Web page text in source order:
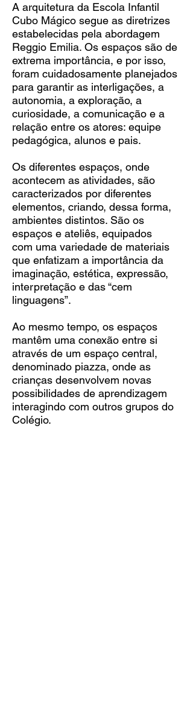
A arquitetura da Escola Infantil
Cubo Mágico segue as diretrizes
estabelecidas pela abordagem
Reggio Emilia. Os espaços são de
extrema importância, e por isso,
foram cuidadosamente planejados
para garantir as interligações, a
autonomia, a exploração, a
curiosidade, a comunicação e a
relação entre os atores: equipe
pedagógica, alunos e pais.
Os diferentes espaços, onde
acontecem as atividades, são
caracterizados por diferentes
elementos, criando, dessa forma,
ambientes distintos. São os
espaços e ateliês, equipados
com uma variedade de materiais
que enfatizam a importância da
imaginação, estética, expressão,
interpretação e das “cem
linguagens”.
Ao mesmo tempo, os espaços
mantêm uma conexão entre si
através de um espaço central,
denominado piazza, onde as
crianças desenvolvem novas
possibilidades de aprendizagem
interagindo com outros grupos do
Colégio.